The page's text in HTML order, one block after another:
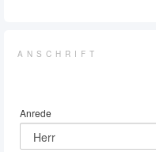
ANSCHRIFT
Anrede